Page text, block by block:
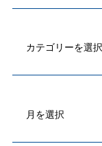
テ
カ